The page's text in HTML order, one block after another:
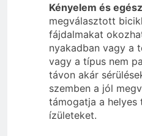
Kényelem és
megválasztott
fájdalmakat
nyakadban vagy a
vagy a típus nem
távon akár
szemben a jól
támogatja a helyes
ízületeket.